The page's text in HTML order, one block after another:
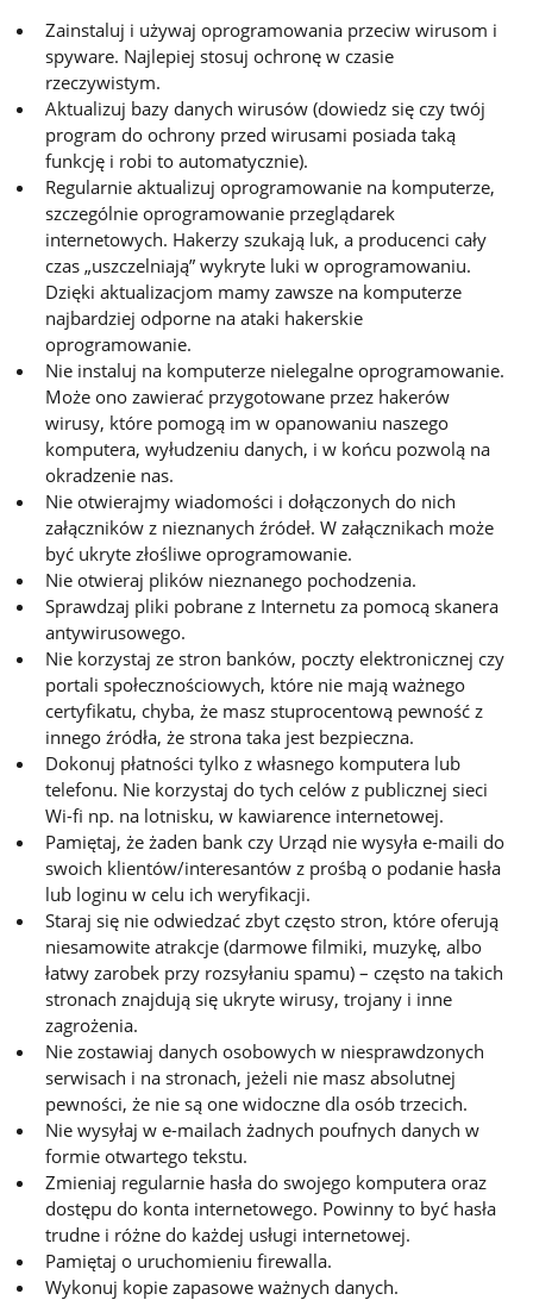
Zainstaluj i używaj oprogramowania przeciw wirusom i
spyware. Najlepiej stosuj ochronę w czasie
rzeczywistym.
Aktualizuj bazy danych wirusów (dowiedz się czy twój
program do ochrony przed wirusami posiada taką
funkcję i robi to automatycznie).
Regularnie aktualizuj oprogramowanie na komputerze,
szczególnie oprogramowanie przeglądarek
internetowych. Hakerzy szukają luk, a producenci cały
czas „uszczelniają” wykryte luki w oprogramowaniu.
Dzięki aktualizacjom mamy zawsze na komputerze
najbardziej odporne na ataki hakerskie
oprogramowanie.
Nie instaluj na komputerze nielegalne oprogramowanie.
Może ono zawierać przygotowane przez hakerów
wirusy, które pomogą im w opanowaniu naszego
komputera, wyłudzeniu danych, i w końcu pozwolą na
okradzenie nas.
Nie otwierajmy wiadomości i dołączonych do nich
załączników z nieznanych źródeł. W załącznikach może
być ukryte złośliwe oprogramowanie.
Nie otwieraj plików nieznanego pochodzenia.
Sprawdzaj pliki pobrane z Internetu za pomocą skanera
antywirusowego.
Nie korzystaj ze stron banków, poczty elektronicznej czy
portali społecznościowych, które nie mają ważnego
certyfikatu, chyba, że masz stuprocentową pewność z
innego źródła, że strona taka jest bezpieczna.
Dokonuj płatności tylko z własnego komputera lub
telefonu. Nie korzystaj do tych celów z publicznej sieci
Wi-fi np. na lotnisku, w kawiarence internetowej.
Pamiętaj, że żaden bank czy Urząd nie wysyła e-maili do
swoich klientów/interesantów z prośbą o podanie hasła
lub loginu w celu ich weryfikacji.
Staraj się nie odwiedzać zbyt często stron, które oferują
niesamowite atrakcje (darmowe filmiki, muzykę, albo
łatwy zarobek przy rozsyłaniu spamu) – często na takich
stronach znajdują się ukryte wirusy, trojany i inne
zagrożenia.
Nie zostawiaj danych osobowych w niesprawdzonych
serwisach i na stronach, jeżeli nie masz absolutnej
pewności, że nie są one widoczne dla osób trzecich.
Nie wysyłaj w e-mailach żadnych poufnych danych w
formie otwartego tekstu.
Zmieniaj regularnie hasła do swojego komputera oraz
dostępu do konta internetowego. Powinny to być hasła
trudne i różne do każdej usługi internetowej.
Pamiętaj o uruchomieniu firewalla.
Wykonuj kopie zapasowe ważnych danych.